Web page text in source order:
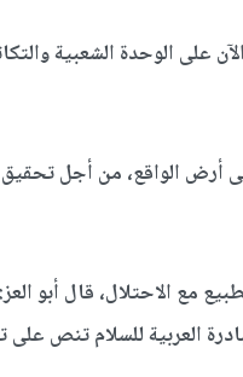
على الوحدة الشعبية
أرض الواقع، من أجل تحقيق
مع الاحتلال، قال أبو
العربية للسلام تنص